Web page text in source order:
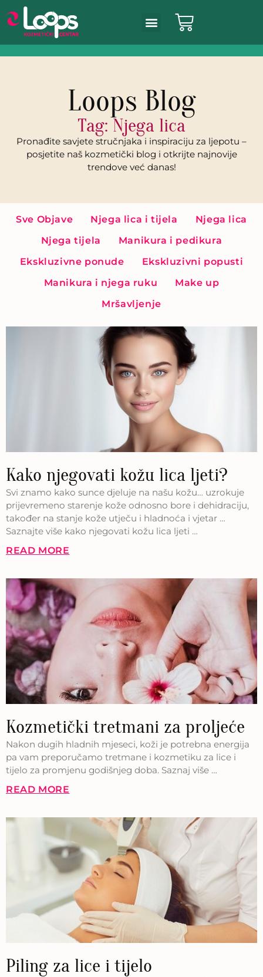
Loops Blog
Tag: Njega lica
Pronađite savjete stručnjaka i inspiraciju za ljepotu –
posjetite naš kozmetički blog i otkrijte najnovije
trendove već danas!
Sve Objave Njega lica i tijela
Njega lica
Njega tijela
Manikura i pedikura
Ekskluzivne ponude
Ekskluzivni popusti
Manikura i njega ruku
Make up
Mršavljenje
Kako njegovati kožu lica ljeti?
Svi znamo kako sunce djeluje na našu kožu… uzrokuje
prijevremeno starenje kože odnosno bore i dehidraciju,
također na stanje kože utječu i hladnoća i vjetar …
Saznajte više kako njegovati kožu lica ljeti …
READ MORE
Kozmetički tretmani za proljeće
Nakon dugih hladnih mjeseci, koži je potrebna energija
pa vam preporučamo tretmane i kozmetiku za lice i
tijelo za promjenu godišnjeg doba. Saznaj više …
READ MORE
Piling za lice i tijelo